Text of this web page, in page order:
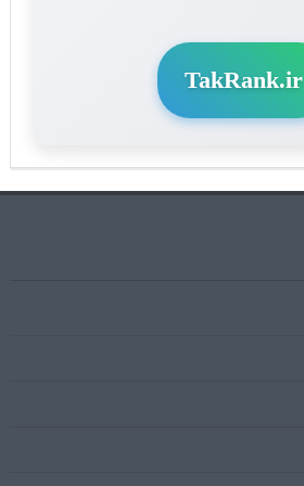
TakRank.ir